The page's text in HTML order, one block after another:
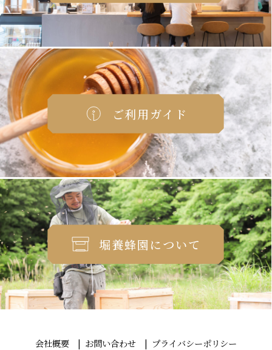
ご利用ガイド
堀養蜂園について
会社概要 お問い合わせ
プライバシーポリシー